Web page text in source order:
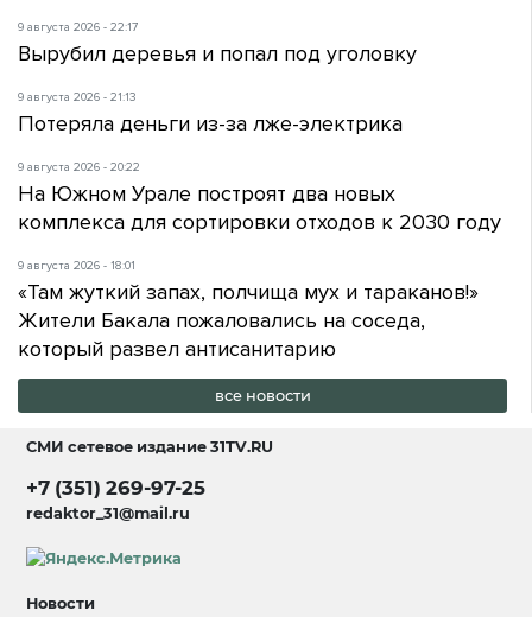
9 августа 2026 - 22:17
Вырубил деревья и попал под уголовку
9 августа 2026 - 21:13
Потеряла деньги из-за лже-электрика
9 августа 2026 - 20:22
На Южном Урале построят два новых
комплекса для сортировки отходов к 2030 году
9 августа 2026 - 18:01
«Там жуткий запах, полчища мух и тараканов!»
Жители Бакала пожаловались на соседа,
который развел антисанитарию
все новости
СМИ сетевое издание31TV.RU
+7 (351) 269-97-25
redaktor_31@mail.ru
Новости